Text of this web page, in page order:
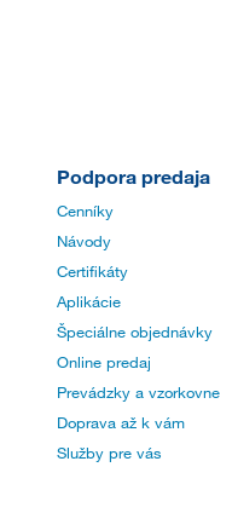
Podpora predaja
Cenníky
Návody
Certifikáty
Aplikácie
Špeciálne objednávky
Online predaj
Prevádzky a vzorkovne
Doprava až k vám
Služby pre vás